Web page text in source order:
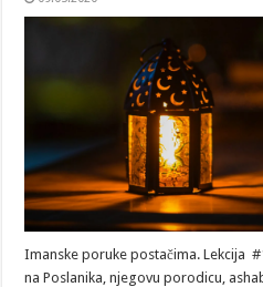
Imanske poruke postačima. Lekcija
na Poslanika, njegovu porodicu,